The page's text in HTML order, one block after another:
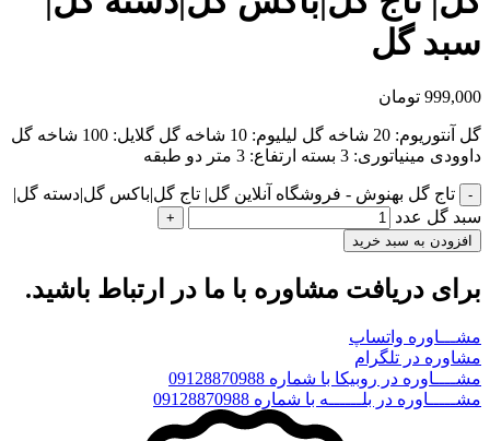
سبد گل
999,000 تومان
گل آنتوریوم: 20 شاخه گل لیلیوم: 10 شاخه گل گلایل: 100 شاخه گل
داوودی مینیاتوری: 3 بسته ارتفاع: 3 متر دو طبقه
تاج گل بهنوش - فروشگاه آنلاین گل| تاج گل|باکس گل|دسته گل|
سبد گل عدد
افزودن به سبد خرید
برای دریافت مشاوره با ما در ارتباط باشید.
مشـــاوره واتساپ
مشاوره در تلگرام
مشــــاوره در روبیکا با شماره 09128870988
مشـــــاوره در بلــــــه با شماره 09128870988